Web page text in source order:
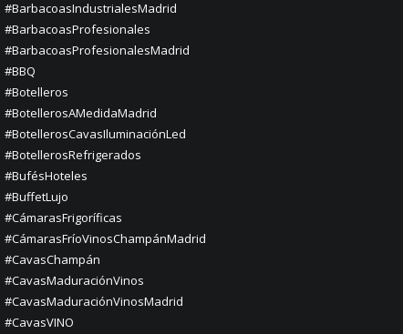
#BarbacoasIndustrialesMadrid
#BarbacoasProfesionales
#BarbacoasProfesionalesMadrid
#BBQ
#Botelleros
#BotellerosAMedidaMadrid
#BotellerosCavasIluminaciónLed
#BotellerosRefrigerados
#BufésHoteles
#BuffetLujo
#CámarasFrigoríficas
#CámarasFríoVinosChampánMadrid
#CavasChampán
#CavasMaduraciónVinos
#CavasMaduraciónVinosMadrid
#CavasVINO